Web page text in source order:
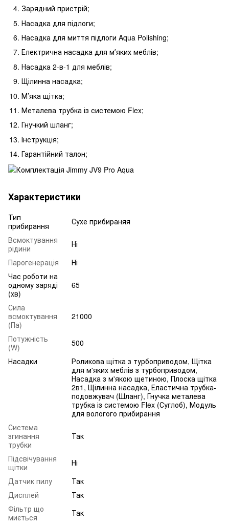
Зарядний пристрій;
Насадка для підлоги;
Насадка для миття підлоги Aqua Polishing;
Електрична насадка для мʼяких меблів;
Насадка 2-в-1 для меблів;
Щілинна насадка;
М’яка щітка;
Металева трубка із системою Flex;
Гнучкий шланг;
Інструкція;
Гарантійний талон;
Характеристики
Тип
прибирання
Сухе прибираняя
Всмоктування
рідини
Ні
Парогенерація
Ні
Час роботи на
одному заряді
(хв)
65
Сила
всмоктування
(Па)
21000
Потужність
(W)
500
Насадки
Роликова щітка з турбоприводом, Щітка
для м'яких меблів з турбоприводом,
Насадка з м'якою щетиною, Плоска щітка
2в1, Щілинна насадка, Еластична трубка-
подовжувач (Шланг), Гнучка металева
трубка із системою Flex (Суглоб), Модуль
для вологого прибирання
Система
згинання
трубки
Так
Підсвічування
щітки
Ні
Датчик пилу
Так
Дисплей
Так
Фільтр що
миється
Так